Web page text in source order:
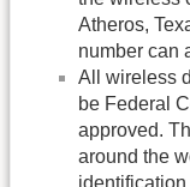
Atheros,
number can
All wireless
be Federal
approved.
around the